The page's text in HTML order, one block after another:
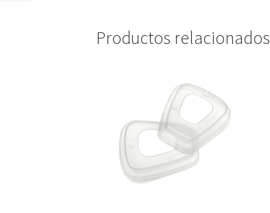
Productos relacionados